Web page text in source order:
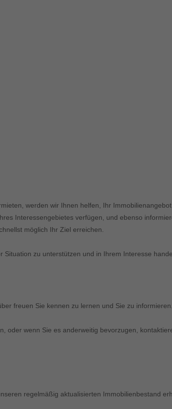
werden wir Ihnen helfen, Ihr
Interessengebietes verfügen, und ebenso
möglich Ihr Ziel erreichen.
zu unterstützen und in Ihrem Interesse
freuen Sie kennen zu lernen und Sie zu informieren.
oder wenn Sie es anderweitig bevorzugen,
regelmäßig aktualisierten Immobilienbestand